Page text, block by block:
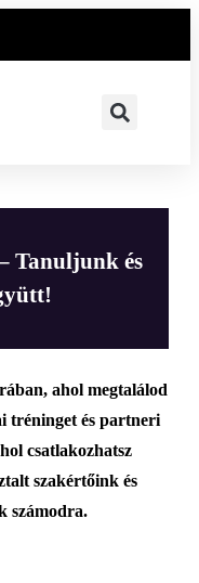
Tanuljunk és
ahol megtalálod
tréninget és partneri
csatlakozhatsz
szakértőink és
számodra.